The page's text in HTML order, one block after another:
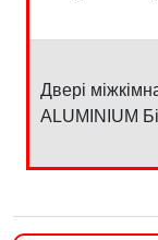
Двері
ALUMINIUM